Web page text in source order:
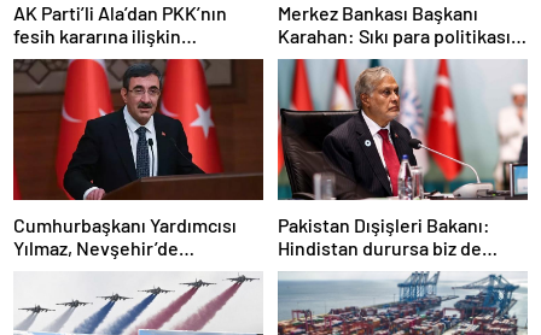
AK Parti’li Ala’dan PKK’nın
fesih kararına ilişkin
açıklama: Pazarlık söz konusu
değildir
Merkez Bankası Başkanı
Karahan: Sıkı para politikası
duruşumuz sürecek
Cumhurbaşkanı Yardımcısı
Yılmaz, Nevşehir’de
temaslarda bulundu! ‘Hiç
kimsenin tereddütü olmasın’
Pakistan Dışişleri Bakanı:
Hindistan durursa biz de
duracağız